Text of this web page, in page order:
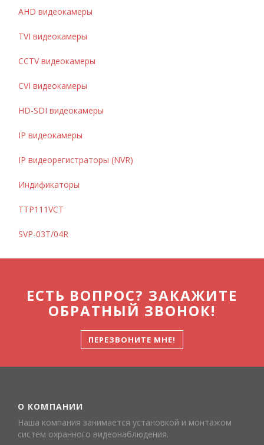
AHD видеокамеры
TVI видеокамеры
CCTV видеокамеры
CVI видеокамеры
HD-SDI видеокамеры
IP видеокамеры
IP видеорегистраторы (NVR)
Индификаторы
TTP111VCT
SVP-03T/04R
ЕСТЬ ВОПРОС? ЗАКАЖИТЕ
ОБРАТНЫЙ ЗВОНОК!
ПЕРЕЗВОНИТЕ МНЕ!
О КОМПАНИИ
Наша компания занимается установкой и монтажом
систем охранного видеонаблюдения.